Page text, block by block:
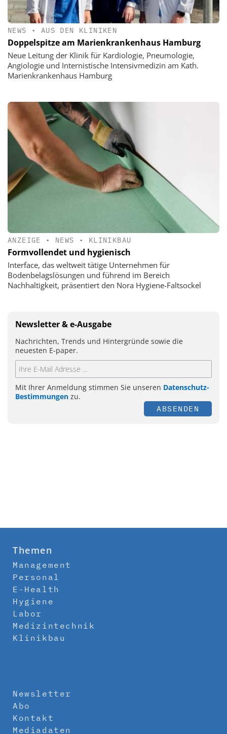
NEWS • AUS DEN KLINIKEN
Doppelspitze am Marienkrankenhaus Hamburg
Neue Leitung der Klinik für Kardiologie, Pneumologie,
Angiologie und Internistische Intensivmedizin am Kath.
Marienkrankenhaus Hamburg
ANZEIGE • NEWS • KLINIKBAU
Formvollendet und hygienisch
Interface, das weltweit tätige Unternehmen für
Bodenbelagslösungen und führend im Bereich
Nachhaltigkeit, präsentiert den Nora Hygiene-Faltsockel
Newsletter & e-Ausgabe
Nachrichten, Trends und Hintergründe sowie die
neuesten E-paper.
Mit Ihrer Anmeldung stimmen Sie unseren Datenschutz-
Bestimmungen zu.
ABSENDEN
Themen
Management
Personal
E-Health
Hygiene
Labor
Medizintechnik
Klinikbau
Newsletter
Abo
Kontakt
Mediadaten